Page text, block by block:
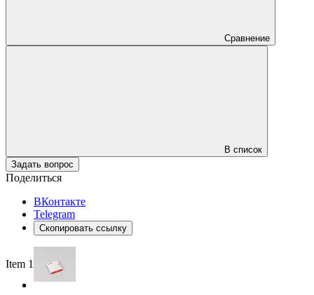
Сравнение
В список
Задать вопрос
Поделиться
ВКонтакте
Telegram
Скопировать ссылку
Item 1 of 3